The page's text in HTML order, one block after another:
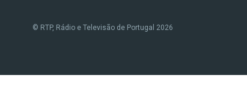
© RTP, Rádio e Televisão de Portugal 2026